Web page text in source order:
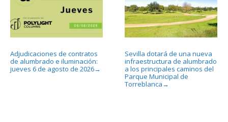
Adjudicaciones de contratos
de alumbrado e iluminación:
jueves 6 de agosto de 2026→
Sevilla dotará de una nueva
infraestructura de alumbrado
a los principales caminos del
Parque Municipal de
Torreblanca →